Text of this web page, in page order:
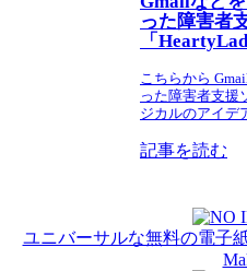
った障害者
「
こちらから
った障害者支援
ジカルのアイデ
記事を読む
ユニバーサルな無料の電子